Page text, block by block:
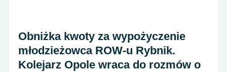
Obniżka kwoty za wypożyczenie
młodzieżowca ROW-u Rybnik.
Kolejarz Opole wraca do rozmów o